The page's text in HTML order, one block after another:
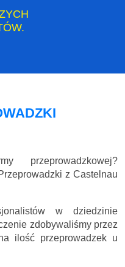
przeprowadzkowej?
z Castelnau
w dziedzinie
zdobywaliśmy przez
ilość przeprowadzek u